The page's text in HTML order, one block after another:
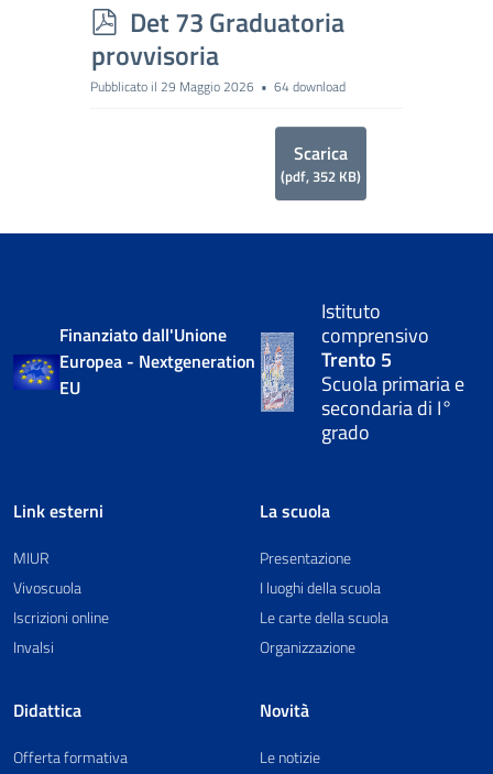
p
d
f
Det 73 Graduatoria
provvisoria
Pubblicato il 29 Maggio 2026 64 download
Scarica
(pdf,352 KB)
Finanziato dall'Unione
Europea - Nextgeneration
EU
Istituto
comprensivo
Trento 5
Scuola primaria e
secondaria di I°
grado
Link esterni
MIUR
Vivoscuola
Iscrizioni online
Invalsi
La scuola
Presentazione
I luoghi della scuola
Le carte della scuola
Organizzazione
Didattica
Offerta formativa
Novità
Le notizie